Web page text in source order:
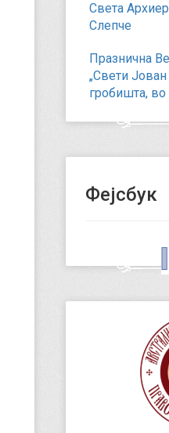
Света
Слепче
Празнична
„Свети
гробишта,
Фејсбук